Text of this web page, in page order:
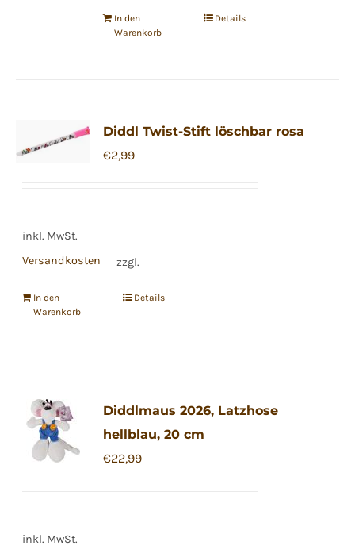
In den
Warenkorb
Details
Diddl Twist-Stift löschbar rosa
€2,99
inkl. MwSt.
zzgl.
Versandkosten
In den
Warenkorb
Details
Diddlmaus 2026, Latzhose
hellblau, 20 cm
€22,99
inkl. MwSt.